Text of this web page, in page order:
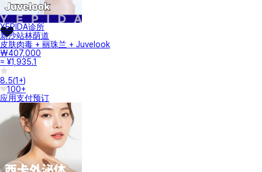
YEPIDA诊所
新沙站林荫道
皮肤肉毒 + 丽珠兰 + Juvelook
₩407,000
≈ ¥1,935.1
8.5(1+)
100+
应用支付预订